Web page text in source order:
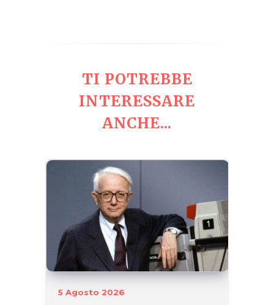
TI POTREBBE
INTERESSARE
ANCHE...
5 Agosto 2026